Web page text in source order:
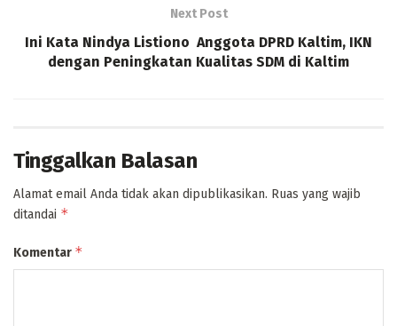
Next Post
Ini Kata Nindya Listiono Anggota DPRD Kaltim, IKN
dengan Peningkatan Kualitas SDM di Kaltim
Tinggalkan Balasan
Alamat email Anda tidak akan dipublikasikan. Ruas yang wajib
ditandai *
Komentar *